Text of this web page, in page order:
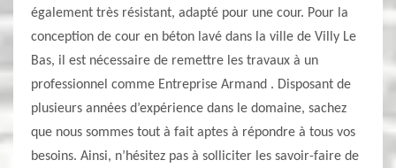
également très résistant, adapté pour une cour. Pour la
conception de cour en béton lavé dans la ville de Villy Le
Bas, il est nécessaire de remettre les travaux à un
professionnel comme Entreprise Armand . Disposant de
plusieurs années d’expérience dans le domaine, sachez
que nous sommes tout à fait aptes à répondre à tous vos
besoins. Ainsi, n’hésitez pas à solliciter les savoir-faire de